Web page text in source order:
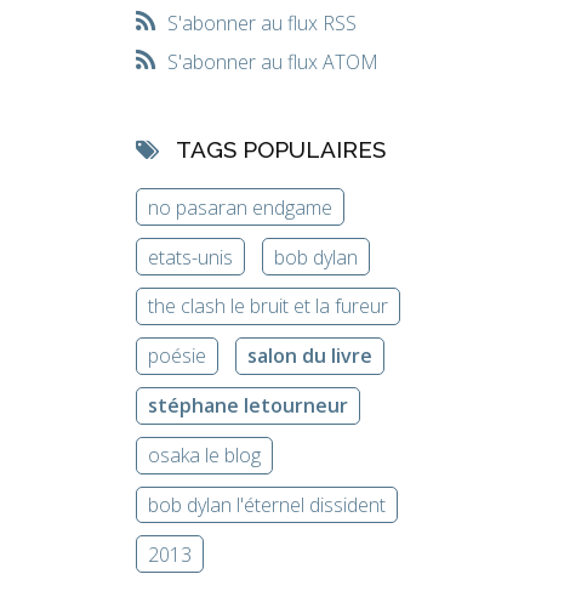
S'abonner au flux RSS
S'abonner au flux ATOM
TAGS POPULAIRES
no pasaran endgame
etats-unis
bob dylan
the clash le bruit et la fureur
poésie
salon du livre
stéphane letourneur
osaka le blog
bob dylan l'éternel dissident
2013